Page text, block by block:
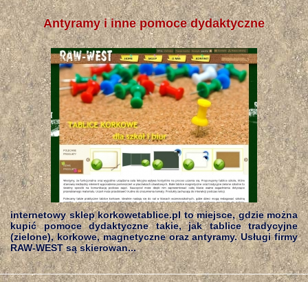
Antyramy i inne pomoce dydaktyczne
internetowy sklep korkowetablice.pl to miejsce, gdzie można
kupić pomoce dydaktyczne takie, jak tablice tradycyjne
(zielone), korkowe, magnetyczne oraz antyramy. Usługi firmy
RAW-WEST są skierowan...